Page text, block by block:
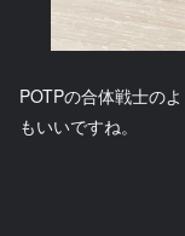
POTPの合体戦士の
もいいですね。